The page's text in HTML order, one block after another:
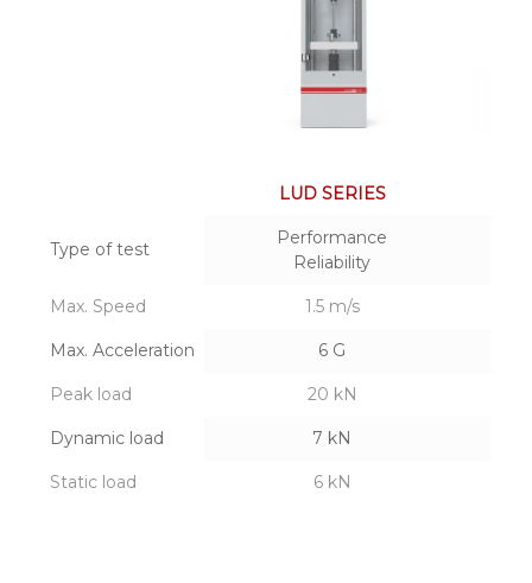
LUD SERIES
Type of test
Performance
Reliability
Max. Speed 1.5 m/s
Max. Acceleration 6 G
Peak load 20 kN
Dynamic load 7 kN
Static load 6 kN